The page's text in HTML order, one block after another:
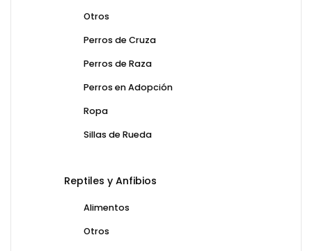
Otros
Perros de Cruza
Perros de Raza
Perros en Adopción
Ropa
Sillas de Rueda
Reptiles y Anfibios
Alimentos
Otros